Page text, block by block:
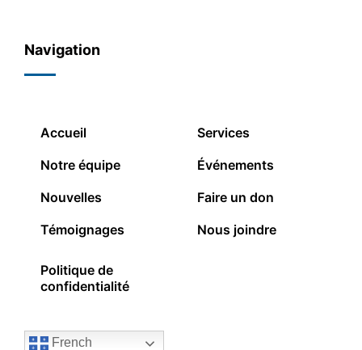
Navigation
Accueil
Notre équipe
Nouvelles
Témoignages
Services
Événements
Faire un don
Nous joindre
Politique de
confidentialité
French